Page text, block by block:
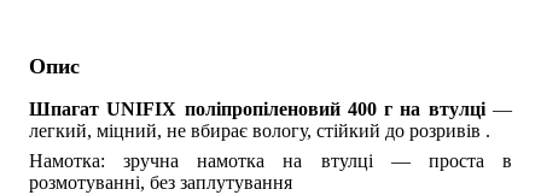
Опис
Шпагат UNIFIX поліпропіленовий 400 г на втулці —
легкий, міцний, не вбирає вологу, стійкий до розривів .
Намотка: зручна намотка на втулці — проста в
розмотуванні, без заплутування